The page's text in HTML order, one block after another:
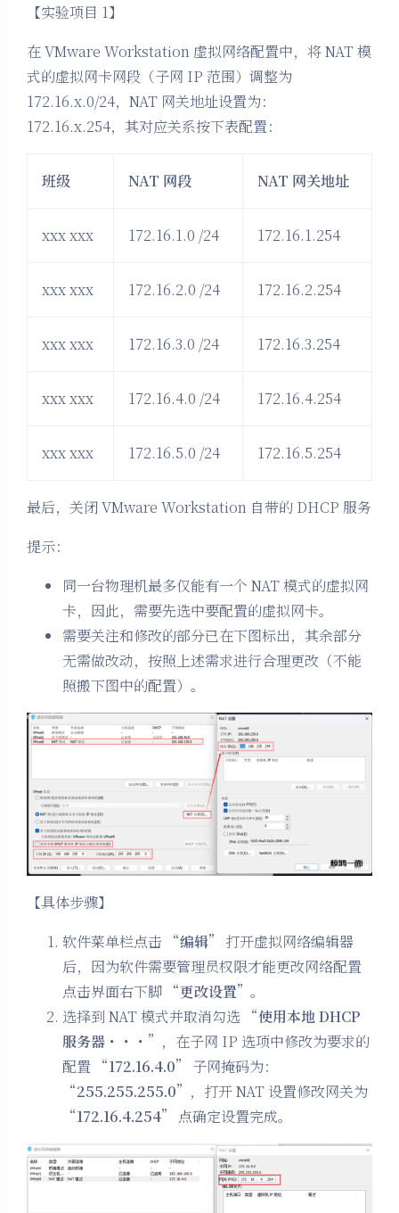
【实验项目 1】
在 VMware Workstation 虚拟网络配置中，将 NAT 模
式的虚拟网卡网段（子网 IP 范围）调整为
172.16.x.0/24，NAT 网关地址设置为：
172.16.x.254，其对应关系按下表配置：
班级 NAT 网段 NAT 网关地址
xxx xxx 172.16.1.0 /24 172.16.1.254
xxx xxx 172.16.2.0 /24 172.16.2.254
xxx xxx 172.16.3.0 /24 172.16.3.254
xxx xxx 172.16.4.0 /24 172.16.4.254
xxx xxx 172.16.5.0 /24 172.16.5.254
最后，关闭 VMware Workstation 自带的 DHCP 服务
提示：
同一台物理机最多仅能有一个 NAT 模式的虚拟网
卡，因此，需要先选中要配置的虚拟网卡。
需要关注和修改的部分已在下图标出，其余部分
无需做改动，按照上述需求进行合理更改（不能
照搬下图中的配置）。
【具体步骤】
软件菜单栏点击 “编辑” 打开虚拟网络编辑器
后，因为软件需要管理员权限才能更改网络配置
点击界面右下脚 “更改设置”。
选择到 NAT 模式并取消勾选 “使用本地 DHCP
服务器・・・ ”，在子网 IP 选项中修改为要求的
配置 “172.16.4.0” 子网掩码为：
“255.255.255.0”，打开 NAT 设置修改网关为
“172.16.4.254” 点确定设置完成。